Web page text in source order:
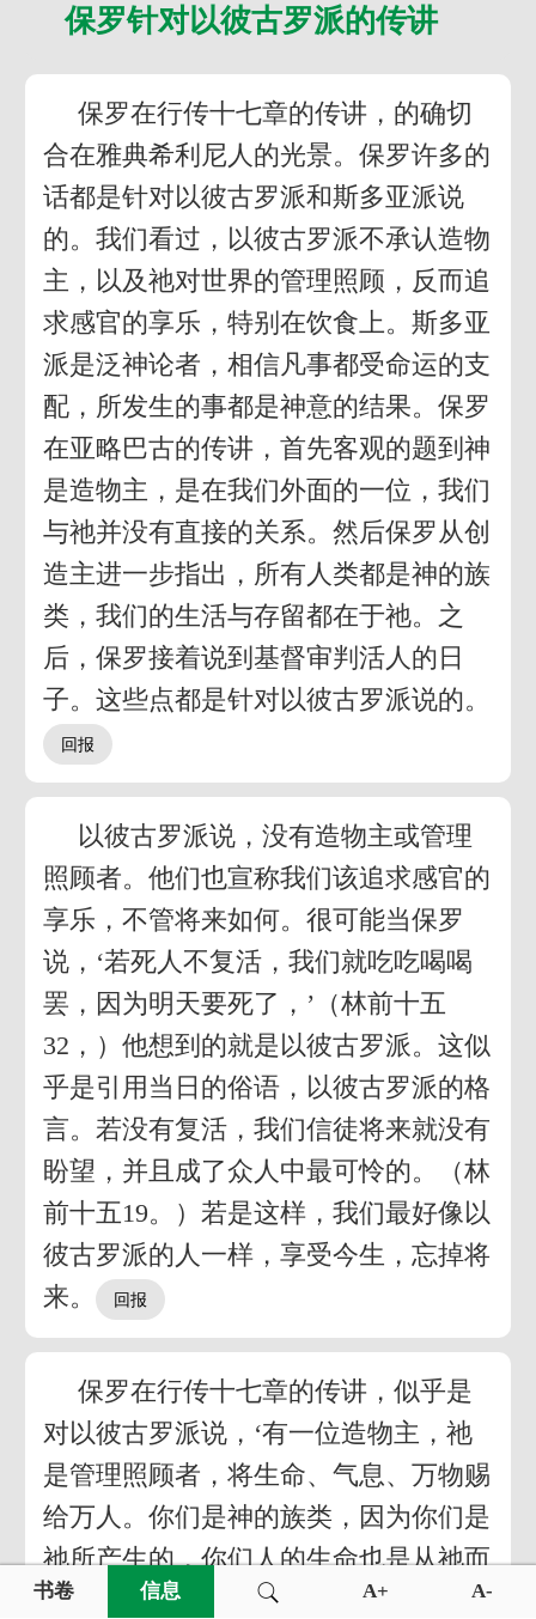
保罗针对以彼古罗派的传讲
保罗在行传十七章的传讲，的确切
合在雅典希利尼人的光景。保罗许多的
话都是针对以彼古罗派和斯多亚派说
的。我们看过，以彼古罗派不承认造物
主，以及祂对世界的管理照顾，反而追
求感官的享乐，特别在饮食上。斯多亚
派是泛神论者，相信凡事都受命运的支
配，所发生的事都是神意的结果。保罗
在亚略巴古的传讲，首先客观的题到神
是造物主，是在我们外面的一位，我们
与祂并没有直接的关系。然后保罗从创
造主进一步指出，所有人类都是神的族
类，我们的生活与存留都在于祂。之
后，保罗接着说到基督审判活人的日
子。这些点都是针对以彼古罗派说的。
以彼古罗派说，没有造物主或管理
照顾者。他们也宣称我们该追求感官的
享乐，不管将来如何。很可能当保罗
说，‘若死人不复活，我们就吃吃喝喝
罢，因为明天要死了，’（林前十五
32，）他想到的就是以彼古罗派。这似
乎是引用当日的俗语，以彼古罗派的格
言。若没有复活，我们信徒将来就没有
盼望，并且成了众人中最可怜的。（林
前十五19。）若是这样，我们最好像以
彼古罗派的人一样，享受今生，忘掉将
来。
保罗在行传十七章的传讲，似乎是
对以彼古罗派说，‘有一位造物主，祂
是管理照顾者，将生命、气息、万物赐
给万人。你们是神的族类，因为你们是
祂所产生的，你们人的生命也是从祂而
来。因为你们有人的生命，所以你们的
书卷 信息 A+ A-